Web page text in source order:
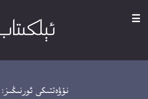
☰
نۆۋەتتىكى ئورنىڭىز: